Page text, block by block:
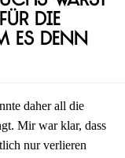
die
es denn
daher all die
Mir war klar, dass
nur verlieren